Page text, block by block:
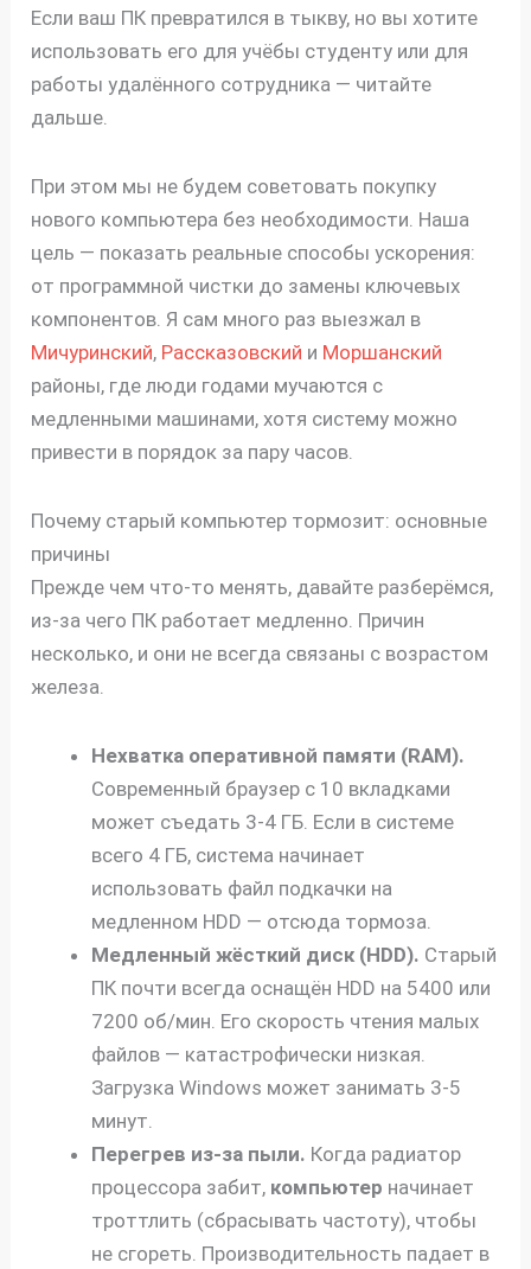
Если ваш ПК превратился в тыкву, но вы хотите
использовать его для учёбы студенту или для
работы удалённого сотрудника — читайте
дальше.
При этом мы не будем советовать покупку
нового компьютера без необходимости. Наша
цель — показать реальные способы ускорения:
от программной чистки до замены ключевых
компонентов. Я сам много раз выезжал в
Мичуринский, Рассказовский и Моршанский
районы, где люди годами мучаются с
медленными машинами, хотя систему можно
привести в порядок за пару часов.
Почему старый компьютер тормозит: основные
причины
Прежде чем что-то менять, давайте разберёмся,
из-за чего ПК работает медленно. Причин
несколько, и они не всегда связаны с возрастом
железа.
Нехватка оперативной памяти (RAM).
Современный браузер с 10 вкладками
может съедать 3-4 ГБ. Если в системе
всего 4 ГБ, система начинает
использовать файл подкачки на
медленном HDD — отсюда тормоза.
Медленный жёсткий диск (HDD). Старый
ПК почти всегда оснащён HDD на 5400 или
7200 об/мин. Его скорость чтения малых
файлов — катастрофически низкая.
Загрузка Windows может занимать 3-5
минут.
Перегрев из-за пыли. Когда радиатор
процессора забит, компьютер начинает
троттлить (сбрасывать частоту), чтобы
не сгореть. Производительность падает в